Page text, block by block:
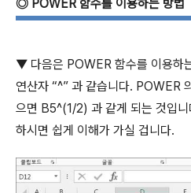
◎ POWER함수를 이용하는 방법
▼ 다음은 POWER 함수를 이용하
연산자 “^” 과 같습니다. POWER
으면 B5^(1/2) 과 같게 되는 것입
하시면 쉽게 이해가 가실 겁니다.